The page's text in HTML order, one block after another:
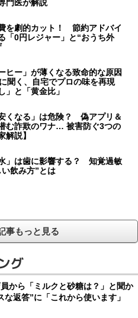
門医が解説
を劇的カット！ 節約アドバイ
「0円レジャー」と“おうち外
ヒー」が薄くなる致命的な原因
聞く、自宅でプロの味を再現
」と「黄金比」
安くなる」は危険？ 偽アプリ＆
む詐欺のワナ… 被害防ぐ3つの
解説】
水」は歯に影響する？ 知覚過敏
飲み方”とは
事もっと見る
グ
員から「ミルクと砂糖は？」と聞か
返答”に「これから使います」